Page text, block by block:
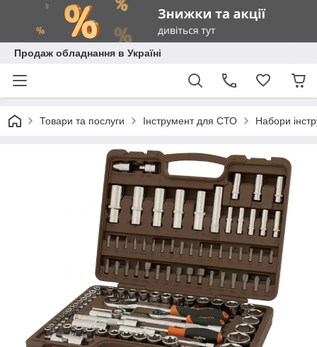
Продаж обладнання в Україні
Товари та послуги Інструмент для СТО Набори